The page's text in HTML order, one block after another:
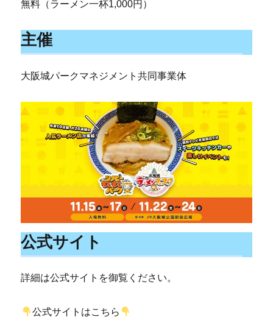
無料（ラーメン一杯1,000円）
主催
大阪城パークマネジメント共同事業体
公式サイト
詳細は公式サイトを御覧ください。
公式サイトはこちら